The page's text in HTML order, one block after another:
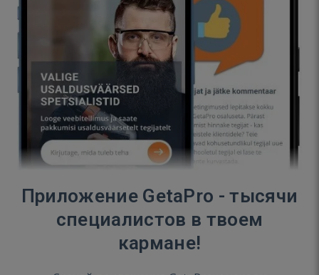
Приложение GetaPro - тысячи
специалистов в твоем
кармане!